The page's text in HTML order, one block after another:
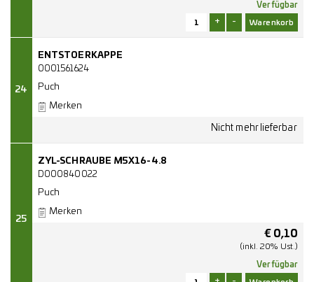
Verfügbar
+ -
24
ENTSTOERKAPPE
0001561624
Puch
Merken
25
ZYL-SCHRAUBE M5X16-4.8
D000840022
Puch
Merken
€ 0,10
(inkl. 20% Ust.)
Verfügbar